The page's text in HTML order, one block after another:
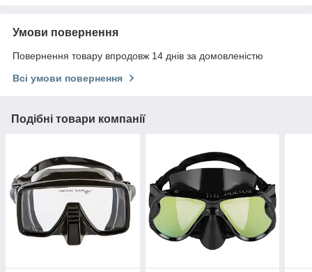
Умови повернення
Повернення товару впродовж 14 днів за домовленістю
Всі умови повернення
Подібні товари компанії